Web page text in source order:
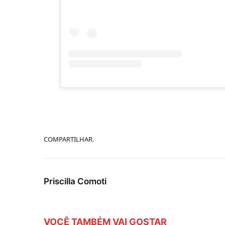
COMPARTILHAR.
Priscilla Comoti
VOCÊ TAMBÉM VAI GOSTAR